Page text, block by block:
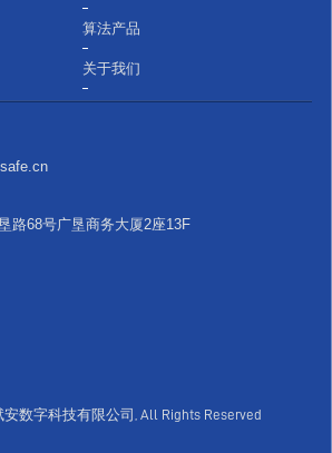
算法产品
关于我们
路68号广垦商务大厦2座13F
安数字科技有限公司, All Rights Reserved